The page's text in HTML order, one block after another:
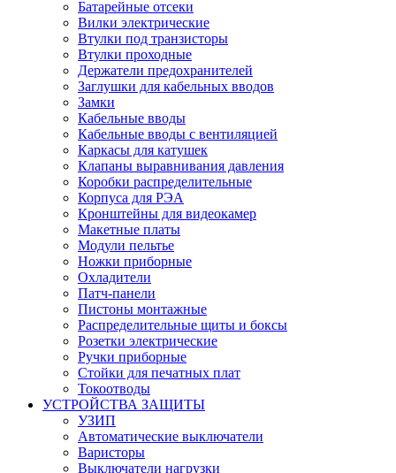
Батарейные отсеки
Вилки электрические
Втулки под транзисторы
Втулки проходные
Держатели предохранителей
Заглушки для кабельных вводов
Замки
Кабельные вводы
Кабельные вводы с вентиляцией
Каркасы для катушек
Клапаны выравнивания давления
Коробки распределительные
Корпуса для РЭА
Кронштейны для видеокамер
Макетные платы
Модули пельтье
Ножки приборные
Охладители
Патч-панели
Пистоны монтажные
Распределительные щиты и боксы
Розетки электрические
Ручки приборные
Стойки для печатных плат
Токоотводы
УСТРОЙСТВА ЗАЩИТЫ
УЗИП
Автоматические выключатели
Варисторы
Выключатели нагрузки